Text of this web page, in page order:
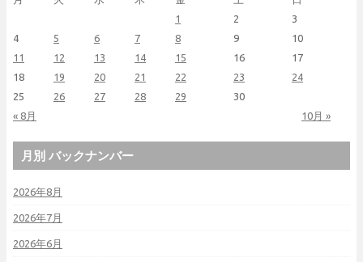
« 8月 10月 »
1 2
3
4
5 6 7 8 9
10
11
12 13 14 15 16
17
18
19 20 21 22 23
24
25
26 27 28 29 30
月別 バックナンバー
2026年8月
2026年7月
2026年6月